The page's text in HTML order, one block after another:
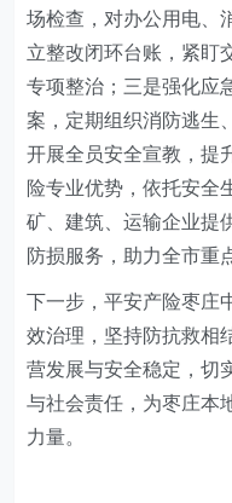
场检查，对办公用电、
立整改闭环台账，紧盯
专项整治；三是强化应
案，定期组织消防逃生
开展全员安全宣教，提
险专业优势，依托安全
矿、建筑、运输企业提
防损服务，助力全市重
下一步，平安产险枣庄
效治理，坚持防抗救相
营发展与安全稳定，切
与社会责任，为枣庄本
力量。